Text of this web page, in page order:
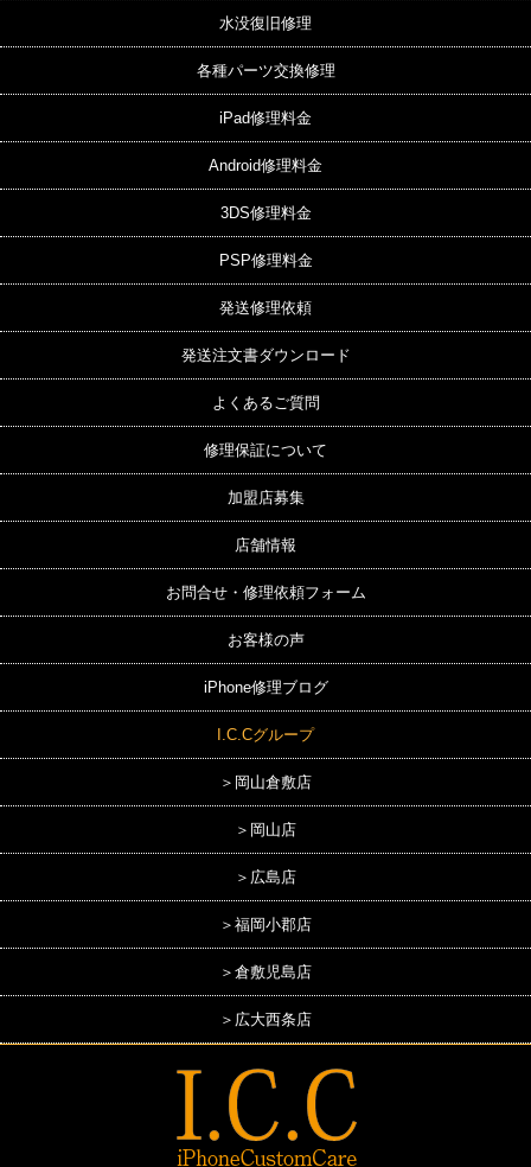
水没復旧修理
各種パーツ交換修理
iPad修理料金
Android修理料金
3DS修理料金
PSP修理料金
発送修理依頼
発送注文書ダウンロード
よくあるご質問
修理保証について
加盟店募集
店舗情報
お問合せ・修理依頼フォーム
お客様の声
iPhone修理ブログ
I.C.Cグループ
＞岡山倉敷店
＞岡山店
＞広島店
＞福岡小郡店
＞倉敷児島店
＞広大西条店